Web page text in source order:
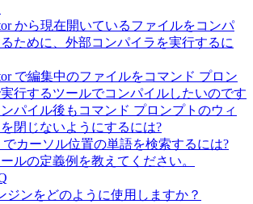
から現在開いているファイルをコンパ
ために、外部コンパイラを実行するに
で編集中のファイルをコマンド プロン
行するツールでコンパイルしたいのです
パイル後もコマンド プロンプトのウィ
閉じないようにするには?
でカーソル位置の単語を検索するには?
ルの定義例を教えてください。
ジンをどのように使用しますか？